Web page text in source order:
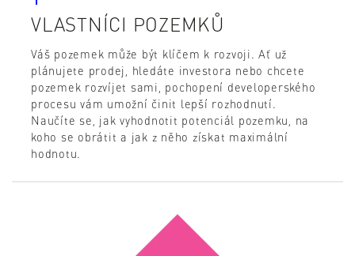
VLASTNÍCI POZEMKŮ
Váš pozemek může být klíčem k rozvoji. Ať už
plánujete prodej, hledáte investora nebo chcete
pozemek rozvíjet sami, pochopení developerského
procesu vám umožní činit lepší rozhodnutí.
Naučíte se, jak vyhodnotit potenciál pozemku, na
koho se obrátit a jak z něho získat maximální
hodnotu.